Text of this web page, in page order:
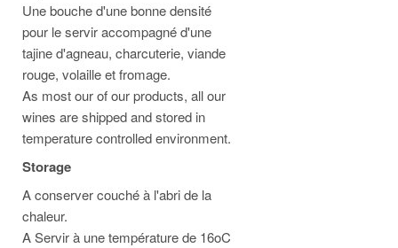
Une bouche d'une bonne densité
pour le servir accompagné d'une
tajine d'agneau, charcuterie, viande
rouge, volaille et fromage.
As most our of our products, all our
wines are shipped and stored in
temperature controlled environment.
Storage
A conserver couché à l'abri de la
chaleur.
A Servir à une température de 16oC